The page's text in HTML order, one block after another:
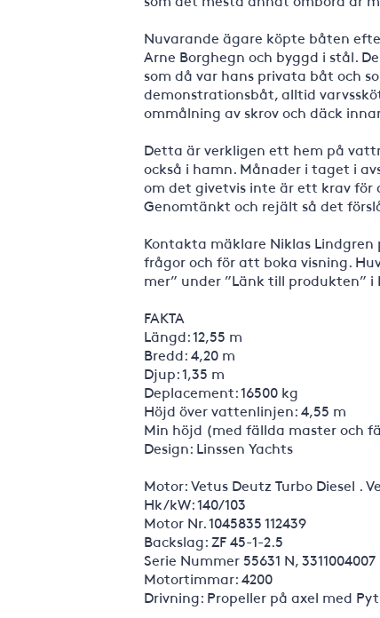
Nuvarande ägare köpte båten
Arne Borghegn och byggd i stål.
som då var hans privata båt och
demonstrationsbåt, alltid
ommålning av skrov och däck
Detta är verkligen ett hem på
också i hamn. Månader i taget i
om det givetvis inte är ett krav
Genomtänkt och rejält så det
Kontakta mäklare Niklas Lindgren
frågor och för att boka visning.
mer” under ”Länk till produkten” i
FAKTA
Längd: 12,55 m
Bredd: 4,20 m
Djup: 1,35 m
Deplacement: 16500 kg
Höjd över vattenlinjen: 4,55 m
Min höjd (med fällda master och
Design: Linssen Yachts
Motor: Vetus Deutz Turbo Diesel .
Hk/kW: 140/103
Motor Nr. 1045835 112439
Backslag: ZF 45-1-2.5
Serie Nummer 55631 N, 3311004007
Motortimmar: 4200
Drivning: Propeller på axel med